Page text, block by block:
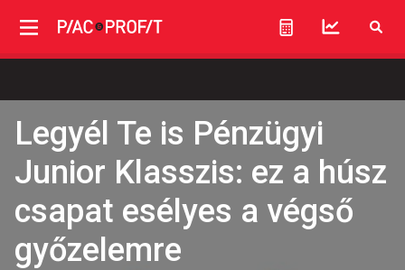
Legyél Te is Pénzügyi
Junior Klasszis: ez a húsz
csapat esélyes a végső
győzelemre